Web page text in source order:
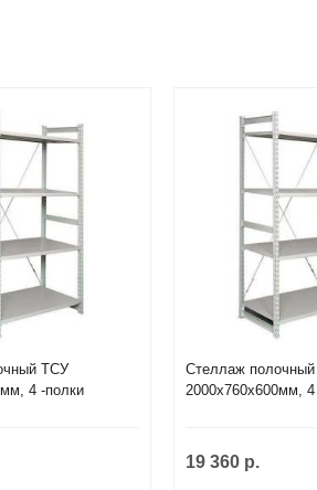
ТСУ
4 -полки
Стеллаж
2000х760х600мм,
19 360 р.